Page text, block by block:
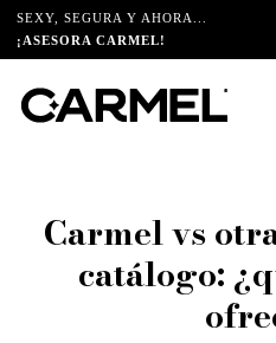
SEXY, SEGURA Y AHORA...
¡ASESORA CARMEL!
Carmel vs
catálogo: